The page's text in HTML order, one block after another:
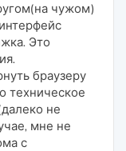
чужом)
Это
браузеру
техническое
не
мне не
с